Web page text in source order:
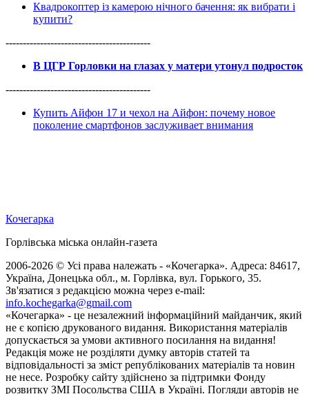
Квадрокоптер із камерою нічного бачення: як вибрати і
купити?
------------------------------------------
В ЦГР Горловки на глазах у матери утонул подросток
------------------------------------------
Купить Айфон 17 и чехол на Айфон: почему новое
поколение смартфонов заслуживает внимания
Кочегарка
Горлівська міська онлайн-газета
2006-2026 © Усі права належать - «Кочегарка». Адреса: 84617,
Україна, Донецька обл., м. Горлівка, вул. Горького, 35.
Зв'язатися з редакцією можна через e-mail:
info.kochegarka@gmail.com
«Кочегарка» - це незалежний інформаційний майданчик, який
не є копією друкованого видання. Використання матеріалів
допускається за умови активного посилання на видання!
Редакція може не розділяти думку авторів статей та
відповідальності за зміст републікованих матеріалів та новин
не несе. Розробку сайту здійснено за підтримки Фонду
розвитку ЗМІ Посольства США в Україні. Погляди авторів не